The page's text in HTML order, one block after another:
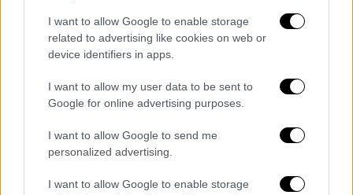
I want to allow Google to enable storage
related to advertising like cookies on web or
device identifiers in apps.
I want to allow my user data to be sent to
Google for online advertising purposes.
I want to allow Google to send me
personalized advertising.
I want to allow Google to enable storage
Ο Τόλης Βοσκόπουλος και η Άντζελα Γκερέκου μαζί με την
κόρη τους, Μαρία (Copyright: NDP)